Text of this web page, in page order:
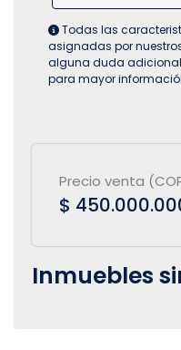
Todas las
asignadas por
alguna duda
para mayor
Precio venta
$
Inmuebles